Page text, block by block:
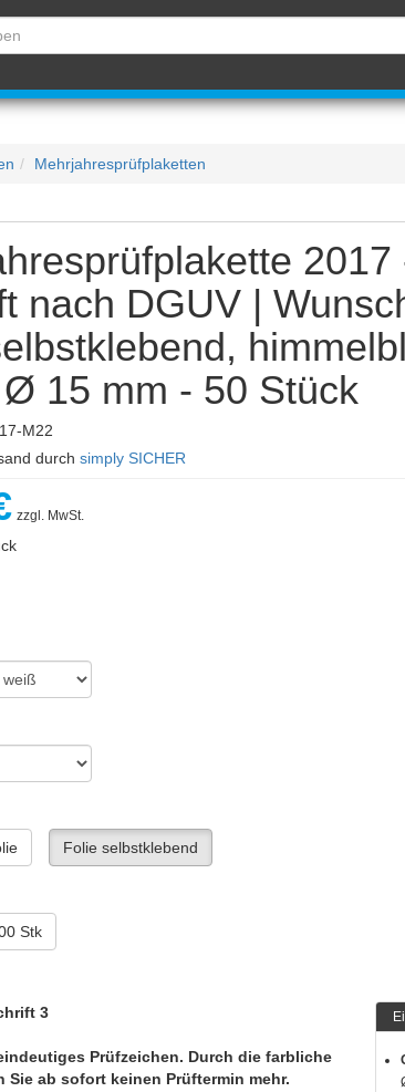
Mehrjahresprüfplaketten
2017
nach DGUV |
15 mm - 50 Stück
M22
durch simply SICHER
zzgl. MwSt.
Folie selbstklebend
Stk
3
Prüfzeichen. Durch die farbliche
ab sofort keinen Prüftermin mehr.